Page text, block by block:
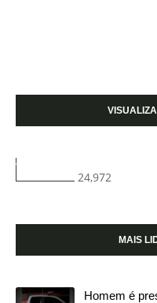
24,972
MAIS
Homem é